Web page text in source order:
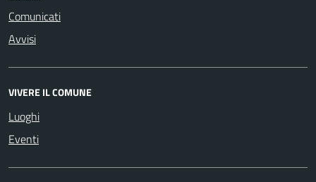
Comunicati
Avvisi
VIVERE IL COMUNE
Luoghi
Eventi